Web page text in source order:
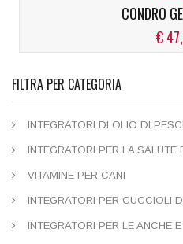
CONDRO
€
FILTRA PER CATEGORIA
INTEGRATORI DI OLIO DI
INTEGRATORI PER LA SALUTE
VITAMINE PER CANI
INTEGRATORI PER CUCCIOLI
INTEGRATORI PER LE ANCHE